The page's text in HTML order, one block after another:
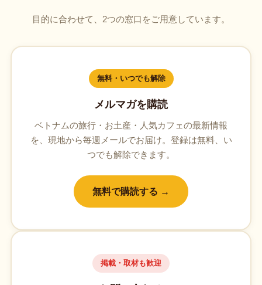
目的に合わせて、2つの窓口をご用意しています。
無料・いつでも解除
メルマガを購読
ベトナムの旅行・お土産・人気カフェの最新情報
を、現地から毎週メールでお届け。登録は無料、い
つでも解除できます。
無料で購読する →
掲載・取材も歓迎